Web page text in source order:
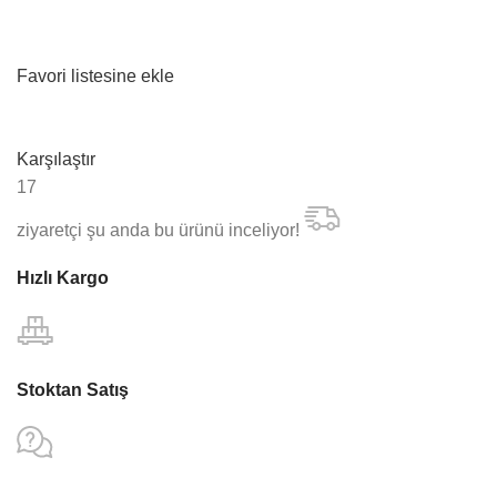
Favori listesine ekle
Karşılaştır
17
ziyaretçi şu anda bu ürünü inceliyor!
Hızlı Kargo
Stoktan Satış